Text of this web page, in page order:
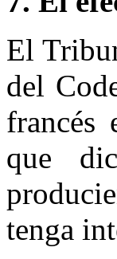
El
del
francés
que
tenga